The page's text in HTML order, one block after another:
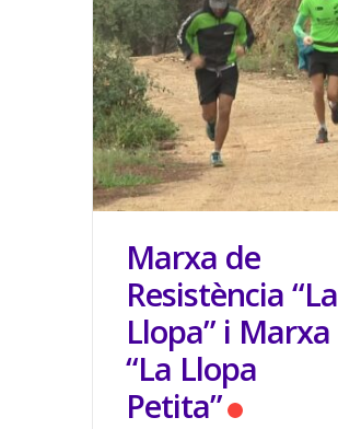
Marxa de
Resistència “La
Llopa” i Marxa
“La Llopa
Petita”